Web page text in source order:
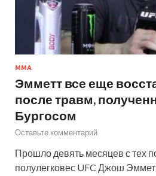
ММА
Эмметт все еще
после травм,
Бургосом
Оставьте комментарий
Прошло девять месяцев с тех
полулегковес UFC Джош